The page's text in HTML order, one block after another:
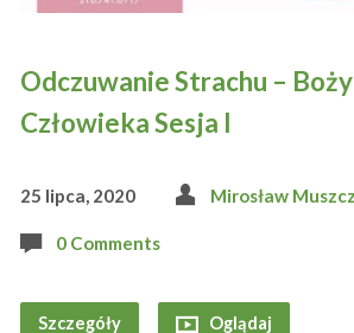
Odczuwanie Strachu –
Człowieka Sesja I
25 lipca, 2020 Mirosław
0 Comments
Szczegóły Oglądaj